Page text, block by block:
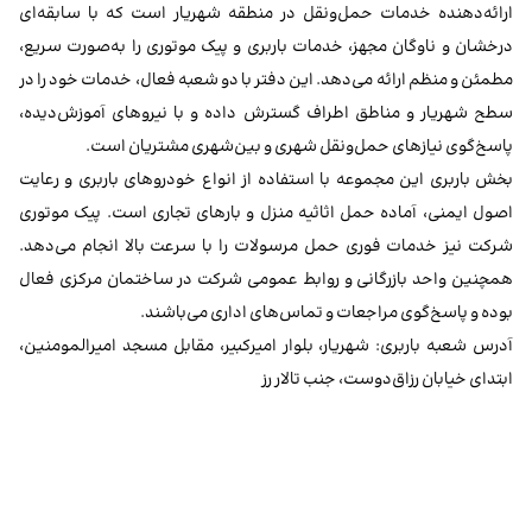
ارائه‌دهنده خدمات حمل‌ونقل در منطقه شهریار است که با سابقه‌ای
درخشان و ناوگان مجهز، خدمات باربری و پیک موتوری را به‌صورت سریع،
مطمئن و منظم ارائه می‌دهد. این دفتر با دو شعبه فعال، خدمات خود را در
سطح شهریار و مناطق اطراف گسترش داده و با نیروهای آموزش‌دیده،
پاسخ‌گوی نیازهای حمل‌ونقل شهری و بین‌شهری مشتریان است.
بخش باربری این مجموعه با استفاده از انواع خودروهای باربری و رعایت
اصول ایمنی، آماده حمل اثاثیه منزل و بارهای تجاری است. پیک موتوری
شرکت نیز خدمات فوری حمل مرسولات را با سرعت بالا انجام می‌دهد.
همچنین واحد بازرگانی و روابط عمومی شرکت در ساختمان مرکزی فعال
بوده و پاسخ‌گوی مراجعات و تماس‌های اداری می‌باشند.
آدرس شعبه باربری: شهریار، بلوار امیرکبیر، مقابل مسجد امیرالمومنین،
ابتدای خیابان رزاق‌دوست، جنب تالار رز